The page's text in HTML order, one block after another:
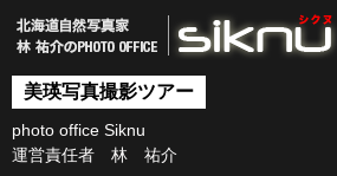
美瑛写真撮影ツアー
photo office Siknu
運営責任者 林 祐介